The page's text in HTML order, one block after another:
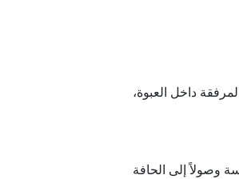
داخل العبوة،
وصولاً إلى الحافة